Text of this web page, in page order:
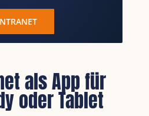
als App für
oder Tablet